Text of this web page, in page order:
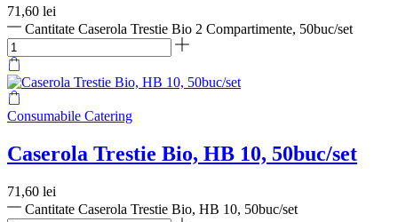
71,60 lei
Cantitate Caserola Trestie Bio 2 Compartimente, 50buc/set
Consumabile Catering
Caserola Trestie Bio, HB 10, 50buc/set
71,60 lei
Cantitate Caserola Trestie Bio, HB 10, 50buc/set